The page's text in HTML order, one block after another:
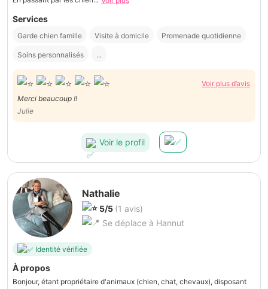
Services
Garde chien famille Visite à domicile Promenade quotidienne
Soins personnalisés ...
Voir plus d’avis
Merci beaucoup !!
Julie
Voir le profil
Nathalie
5/5 (1 avis)
Se déplace à Hannut
Identité vérifiée
À propos
Bonjour, étant propriétaire d'animaux (chien, chat, chevaux), disposant